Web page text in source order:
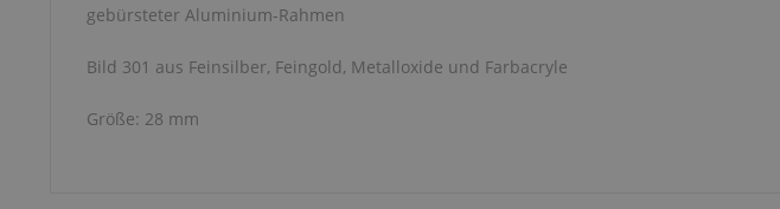
gebürsteter Aluminium-Rahmen
Bild 301 aus Feinsilber, Feingold, Metalloxide und Farbacryle
Größe: 28 mm